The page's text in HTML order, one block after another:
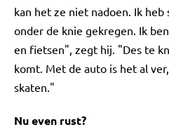
kan het ze niet nadoen. Ik
onder de knie gekregen. Ik
en fietsen", zegt hij. "Des te
komt. Met de auto is het al
skaten."
Nu even rust?